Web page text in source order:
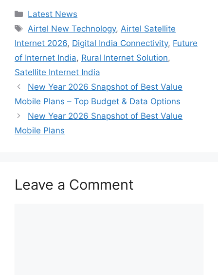
Categories
Latest News
Tags
Airtel New Technology,Airtel Satellite
Internet 2026, Digital India Connectivity, Future
of Internet India, Rural Internet Solution,
Satellite Internet India
New Year 2026 Snapshot of Best Value
Mobile Plans – Top Budget & Data Options
New Year 2026 Snapshot of Best Value
Mobile Plans
Leave a Comment